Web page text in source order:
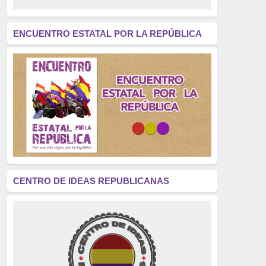
América Latina
(305)
Exhumación
(304)
Golpe de Estado
(304)
Brigadas Internacionales
(303)
pensamiento
(294)
Revisionismo
(289)
La Transición
(275)
educación pública
(270)
La Izquierda
(260)
ENCUENTRO ESTATAL POR LA REPÚBLICA
CENTRO DE IDEAS REPUBLICANAS